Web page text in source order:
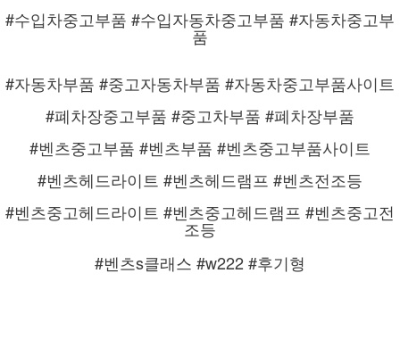
#수입차중고부품 #수입자동차중고부품 #자동차중고부
품
#자동차부품 #중고자동차부품 #자동차중고부품사이트
#폐차장중고부품 #중고차부품 #폐차장부품
#벤츠중고부품 #벤츠부품 #벤츠중고부품사이트
#벤츠헤드라이트 #벤츠헤드램프 #벤츠전조등
#벤츠중고헤드라이트 #벤츠중고헤드램프 #벤츠중고전
조등
#벤츠s클래스 #w222 #후기형